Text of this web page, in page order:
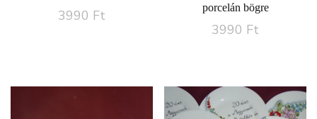
3990 Ft
porcelán bögre
3990 Ft